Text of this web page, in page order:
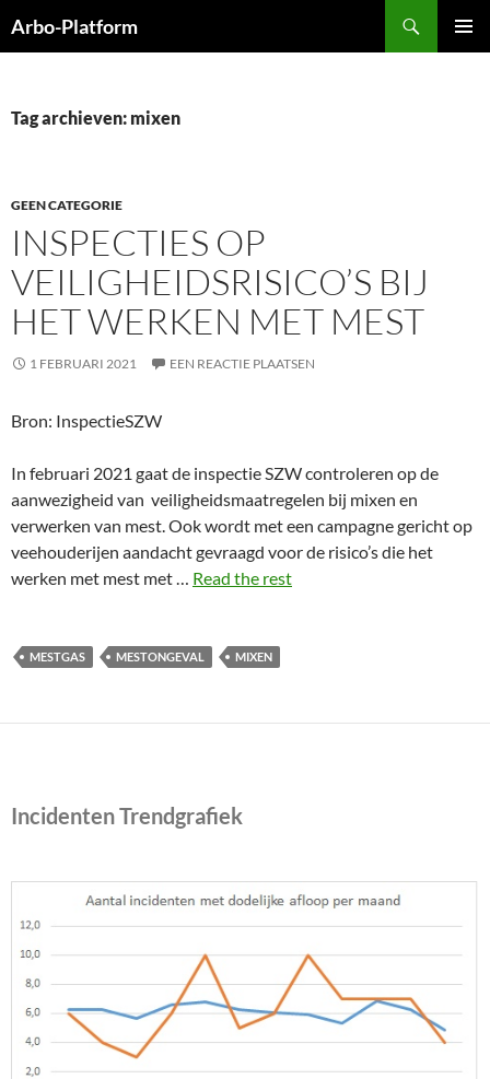
naar
Arbo-Platform
Tag archieven: mixen
GEEN CATEGORIE
INSPECTIES OP
VEILIGHEIDSRISICO’S BIJ
HET WERKEN MET MEST
1 FEBRUARI 2021 EEN REACTIE PLAATSEN
Bron: InspectieSZW
In februari 2021 gaat de inspectie SZW controleren op de
aanwezigheid van veiligheidsmaatregelen bij mixen en
verwerken van mest. Ook wordt met een campagne gericht op
veehouderijen aandacht gevraagd voor de risico’s die het
werken met mest met … Read the rest
MESTGAS MESTONGEVAL MIXEN
Incidenten Trendgrafiek